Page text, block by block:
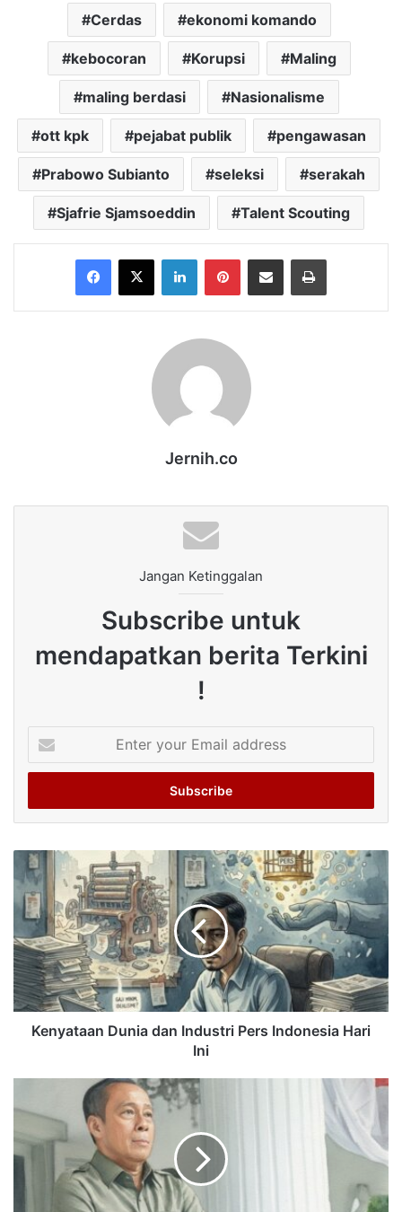
Cerdas ekonomi komando
kebocoran Korupsi Maling
maling berdasi Nasionalisme
ott kpk pejabat publik pengawasan
Prabowo Subianto seleksi serakah
Sjafrie Sjamsoeddin Talent Scouting
Facebook
X LinkedInPinterestShare via Email Print
Jernih.co
Jangan Ketinggalan
Subscribe untuk
mendapatkan berita Terkini
!
your
Email
Kenyataan Dunia dan Industri Pers Indonesia Hari
Ini